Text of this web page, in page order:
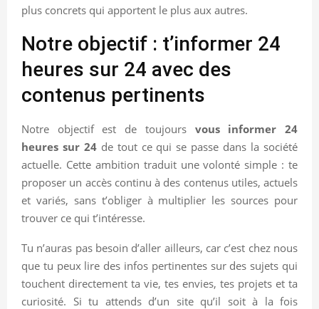
plus concrets qui apportent le plus aux autres.
Notre objectif : t’informer 24
heures sur 24 avec des
contenus pertinents
Notre objectif est de toujours vous informer 24
heures sur 24de tout ce qui se passe dans la société
actuelle. Cette ambition traduit une volonté simple : te
proposer un accès continu à des contenus utiles, actuels
et variés, sans t’obliger à multiplier les sources pour
trouver ce qui t’intéresse.
Tu n’auras pas besoin d’aller ailleurs, car c’est chez nous
que tu peux lire des infos pertinentes sur des sujets qui
touchent directement ta vie, tes envies, tes projets et ta
curiosité. Si tu attends d’un site qu’il soit à la fois